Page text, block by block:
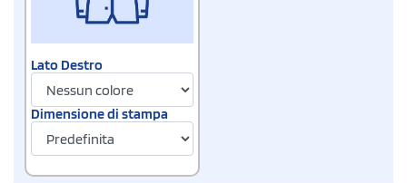
Lato Destro
Dimensione di stampa